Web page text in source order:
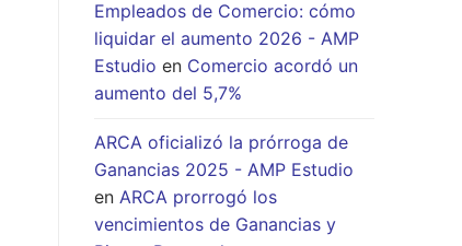
Empleados de Comercio: cómo
liquidar el aumento 2026 - AMP
Estudio en Comercio acordó un
aumento del 5,7%
ARCA oficializó la prórroga de
Ganancias 2025 - AMP Estudio
en ARCA prorrogó los
vencimientos de Ganancias y